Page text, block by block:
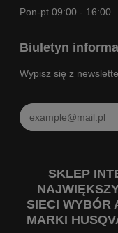
Pon-pt 09:00 - 16:00
Biuletyn
Wypisz się z
SKLEP
SIECI WYBÓR
MARKI